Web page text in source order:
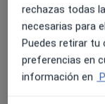
Tratamiento del
Detalles
Consulta online
rechazas todas
necesarias para
Puedes retirar
preferencias en
información en